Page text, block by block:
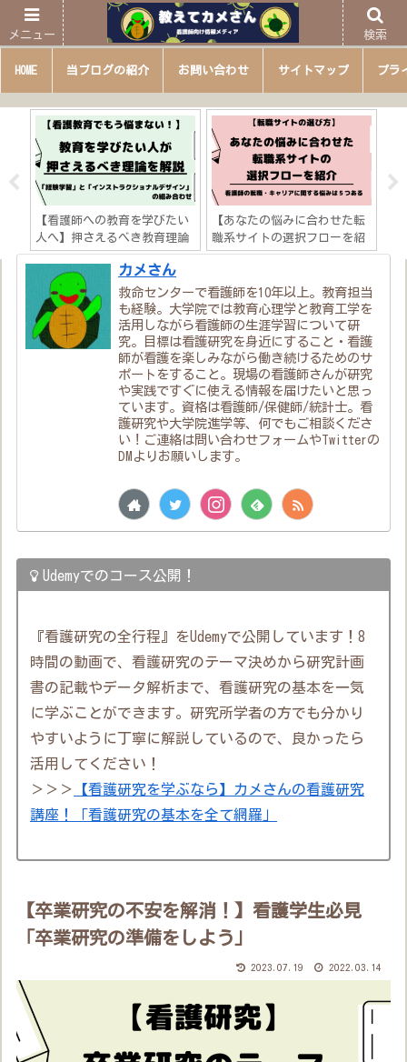
HOME 当ブログの紹介 お問い合わせ サイトマップ プラ
【大学院への進学手順は？】
看護師必見「大学院進学の一
歩を踏み出そう！」
【救急・急変看護を学びたい
人へ】押さえるべき7つの知識
「心肺蘇生法や外傷対応など
学
カメさん
救命センターで看護師を10年以上。教育担当
も経験。大学院では教育心理学と教育工学を
活用しながら看護師の生涯学習について研
究。目標は看護研究を身近にすること・看護
師が看護を楽しみながら働き続けるためのサ
ポートをすること。現場の看護師さんが研究
や実践ですぐに使える情報を届けたいと思っ
ています。資格は看護師/保健師/統計士。看
護研究や大学院進学等、何でもご相談くださ
い！ご連絡は問い合わせフォームやTwitterの
DMよりお願いします。
Udemyでのコース公開！
『看護研究の全行程』をUdemyで公開しています！8
時間の動画で、看護研究のテーマ決めから研究計画
書の記載やデータ解析まで、看護研究の基本を一気
に学ぶことができます。研究所学者の方でも分かり
やすいように丁寧に解説しているので、良かったら
活用してください！
＞＞＞
【看護研究を学ぶなら】カメさんの看護研究
講座！「看護研究の基本を全て網羅」
【卒業研究の不安を解消！】看護学生必見
「卒業研究の準備をしよう」
2023.07.19 2022.03.14
メニュー 検索